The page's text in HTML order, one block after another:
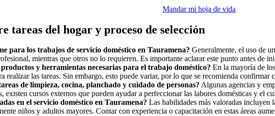
Mandar mi hoja de vida
tareas del hogar y proceso de selección
para los trabajos de servicio doméstico en Tauramena? Generalmente, el uso de
mientras que otros no lo requieren. Es importante aclarar este punto antes de
y herramientas necesarias para el trabajo doméstico? En la mayoría de
realizar las tareas. Sin embargo, esto puede variar, por lo que se recomienda confirmar
de limpieza, cocina, planchado y cuidado de personas? Algunas agencias y
existen cursos externos que pueden ayudar a perfeccionar las labores domésticas y el
en el servicio doméstico en Tauramena? Las habilidades más valoradas incluyen
niños y adultos mayores. Contar con experiencia o capacitación en estas áreas